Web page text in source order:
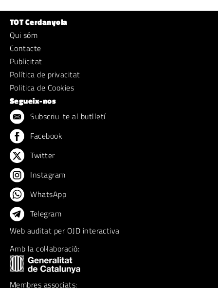
TOT Cerdanyola
Qui sóm
Contacte
Publicitat
Política de privacitat
Politica de Cookies
Segueix-nos
Subscriu-te al butlletí
Facebook
Twitter
Instagram
WhatsApp
Telegram
Web auditat per OJD interactiva
Amb la col·laboració:
Membres associats: